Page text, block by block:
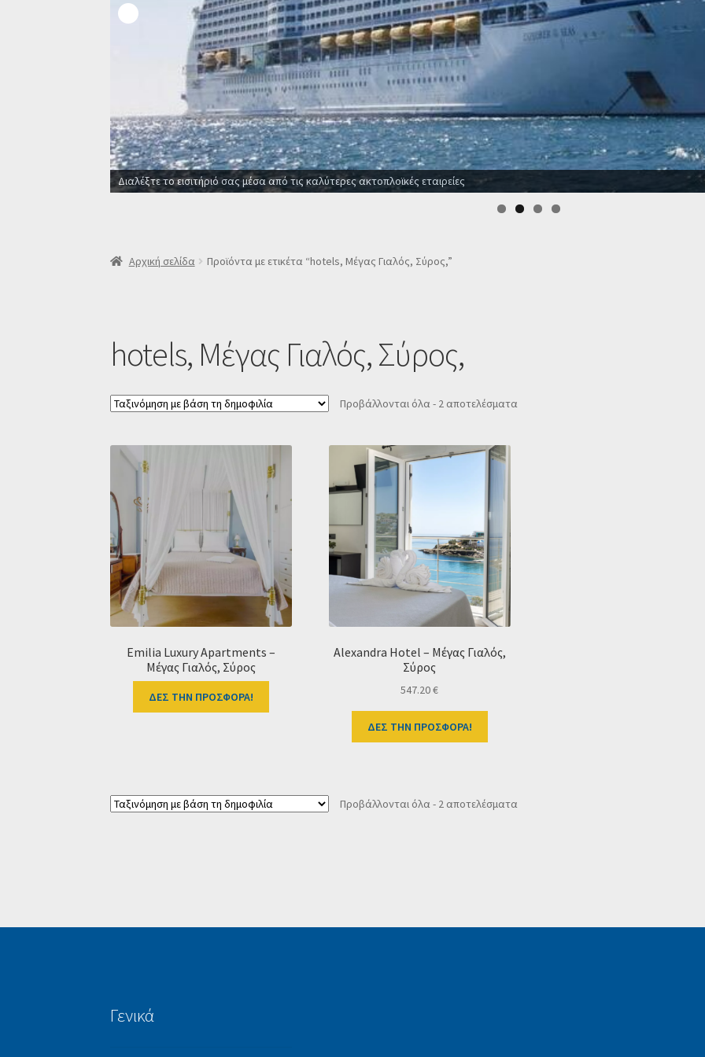
Διαλέξτε το εισιτήριό σας μέσα από τις καλύτερες ακτοπλοϊκές εταιρείες
Αρχική σελίδα Προϊόντα με ετικέτα “hotels, Μέγας Γιαλός, Σύρος,”
hotels, Μέγας Γιαλός, Σύρος,
Προβάλλονται όλα - 2 αποτελέσματα
Emilia Luxury Apartments –
Μέγας Γιαλός, Σύρος
ΔΕΣ ΤΗΝ ΠΡΟΣΦΟΡΑ!
Alexandra Hotel – Μέγας Γιαλός,
Σύρος
547.20€
ΔΕΣ ΤΗΝ ΠΡΟΣΦΟΡΑ!
Προβάλλονται όλα - 2 αποτελέσματα
Γενικά